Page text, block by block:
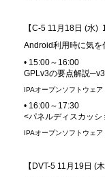
【C-5 11月18日 (水
Android利用時に気を
• 15:00～16:00
GPLv3の要点解説
IPAオープンソフトウェ
• 16:00～17:30
<パネルディスカッ
IPAオープンソフトウェ
【DVT-5 11月19日 (